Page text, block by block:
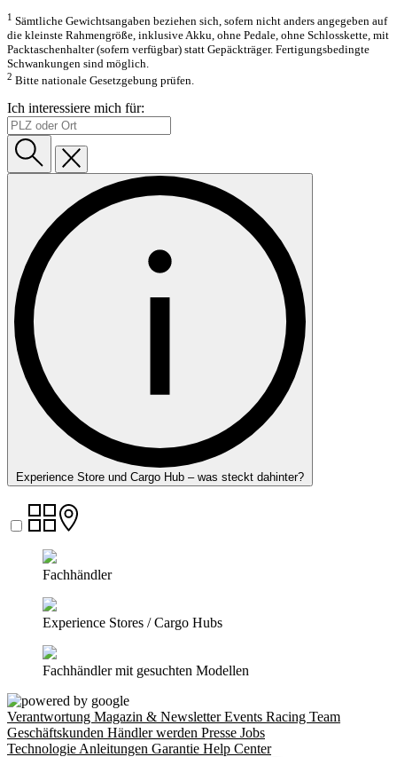
1 Sämtliche Gewichtsangaben beziehen sich, sofern nicht anders angegeben auf
die kleinste Rahmengröße, inklusive Akku, ohne Pedale, ohne Schlosskette, mit
Packtaschenhalter (sofern verfügbar) statt Gepäckträger. Fertigungsbedingte
Schwankungen sind möglich.
2 Bitte nationale Gesetzgebung prüfen.
Ich interessiere mich für:
Experience Store und Cargo Hub – was steckt dahinter?
Fachhändler
Experience Stores / Cargo Hubs
Fachhändler mit gesuchten Modellen
Verantwortung Magazin & NewsletterEvents Racing Team
Geschäftskunden Händler werden Presse Jobs
Technologie Anleitungen Garantie Help Center